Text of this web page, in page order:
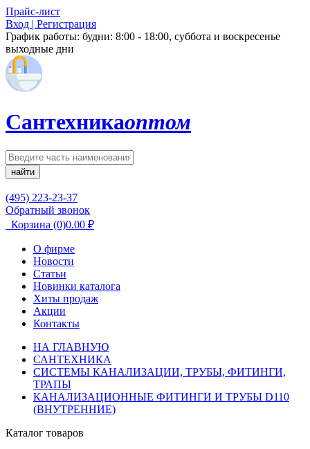
Прайс-лист
Вход | Регистрация
График работы: будни: 8:00 - 18:00, суббота и воскресенье
выходные дни
Сантехникаоптом
найти
(495) 223-23-37
Обратный звонок
Корзина (0)0.00 ₽
О фирме
Новости
Статьи
Новинки каталога
Хиты продаж
Акции
Контакты
НА ГЛАВНУЮ
САНТЕХНИКА
СИСТЕМЫ КАНАЛИЗАЦИИ, ТРУБЫ, ФИТИНГИ,
ТРАПЫ
КАНАЛИЗАЦИОННЫЕ ФИТИНГИ И ТРУБЫ D110
(ВНУТРЕННИЕ)
Каталог товаров